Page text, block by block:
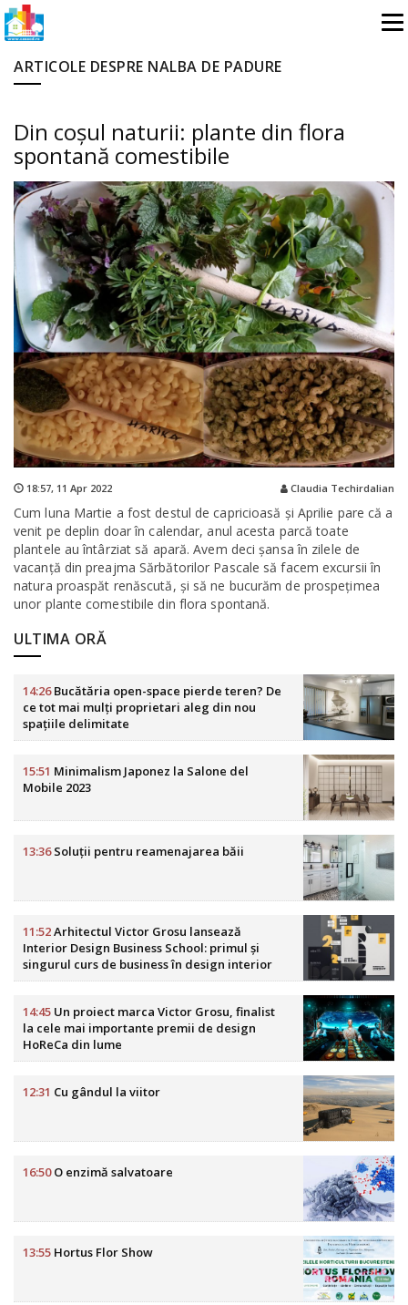
ARTICOLE DESPRE NALBA DE PADURE
Din coșul naturii: plante din flora
spontană comestibile
18:57, 11 Apr 2022 Claudia Techirdalian
Cum luna Martie a fost destul de capricioasă și Aprilie pare că a
venit pe deplin doar în calendar, anul acesta parcă toate
plantele au întârziat să apară. Avem deci șansa în zilele de
vacanță din preajma Sărbătorilor Pascale să facem excursii în
natura proaspăt renăscută, și să ne bucurăm de prospețimea
unor plante comestibile din flora spontană.
ULTIMA ORĂ
14:26Bucătăria open-space pierde teren? De
ce tot mai mulți proprietari aleg din nou
spațiile delimitate
15:51 Minimalism Japonez la Salone del
Mobile 2023
13:36Soluții pentru reamenajarea băii
11:52Arhitectul Victor Grosu lansează
Interior Design Business School: primul și
singurul curs de business în design interior
din România
14:45 Un proiect marca Victor Grosu, finalist
la cele mai importante premii de design
HoReCa din lume
12:31 Cu gândul la viitor
16:50O enzimă salvatoare
13:55 Hortus Flor Show